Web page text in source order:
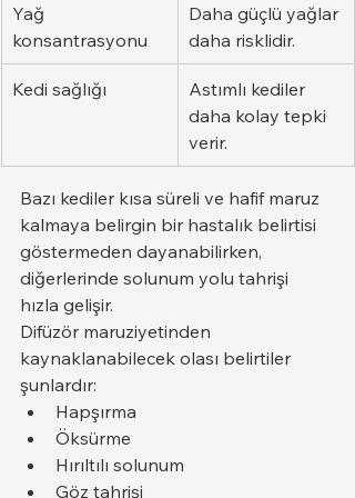
Yağ
konsantrasyonu
Daha güçlü yağlar
daha risklidir.
Kedi sağlığı
Astımlı kediler
daha kolay tepki
verir.
Bazı kediler kısa süreli ve hafif maruz
kalmaya belirgin bir hastalık belirtisi
göstermeden dayanabilirken,
diğerlerinde solunum yolu tahrişi
hızla gelişir.
Difüzör maruziyetinden
kaynaklanabilecek olası belirtiler
şunlardır:
Hapşırma
Öksürme
Hırıltılı solunum
Göz tahrişi